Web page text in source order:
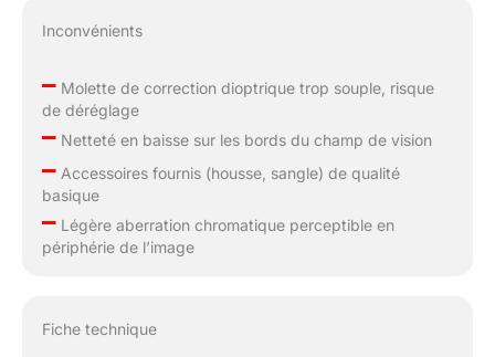
Inconvénients
–Molette de correction dioptrique trop souple, risque
de déréglage
–Netteté en baisse sur les bords du champ de vision
–Accessoires fournis (housse, sangle) de qualité
basique
–Légère aberration chromatique perceptible en
périphérie de l’image
Fiche technique